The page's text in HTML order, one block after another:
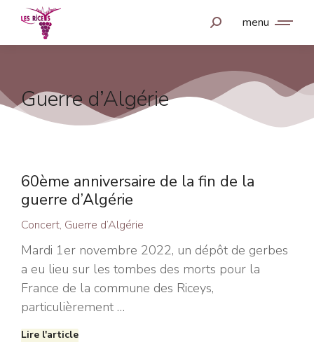
menu
Guerre d’Algérie
60ème anniversaire de la fin de la
guerre d’Algérie
Concert, Guerre d’Algérie
Mardi 1er novembre 2022, un dépôt de gerbes
a eu lieu sur les tombes des morts pour la
France de la commune des Riceys,
particulièrement …
Lire l'article